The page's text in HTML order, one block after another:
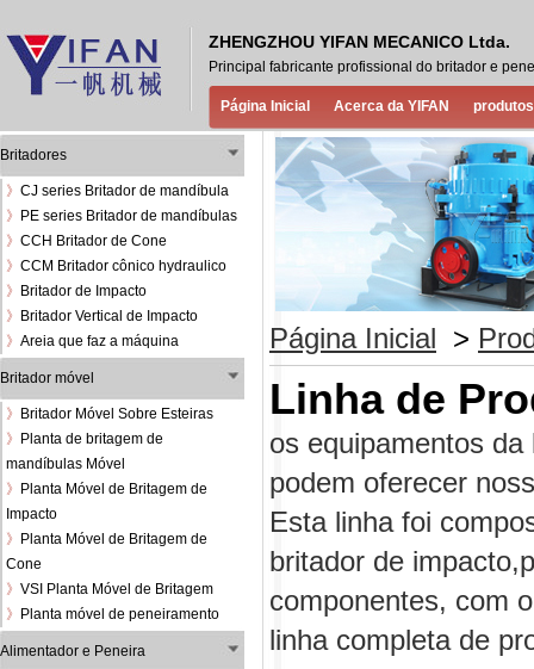
ZHENGZHOU YIFAN MECANICO Ltda.
Principal fabricante profissional do britador e
Página Inicial Acerca da YIFAN produtos
Britadores
》 CJ series Britador de mandíbula
》
PE series Britador de mandíbulas
》 CCH Britador de Cone
》 CCM Britador cônico hydraulico
》
Britador de Impacto
》
Britador Vertical de Impacto
》 Areia que faz a máquina
Britador móvel
》
Britador Móvel Sobre Esteiras
》
Planta de britagem de
mandíbulas Móvel
》
Planta Móvel de Britagem de
Impacto
》
Planta Móvel de Britagem de
Cone
》 VSI Planta Móvel de Britagem
》
Planta móvel de peneiramento
Alimentador e Peneira
Página Inicial >
Linha de
os equipamentos
podem oferecer
Esta linha foi
britador de
componentes, com
linha completa de